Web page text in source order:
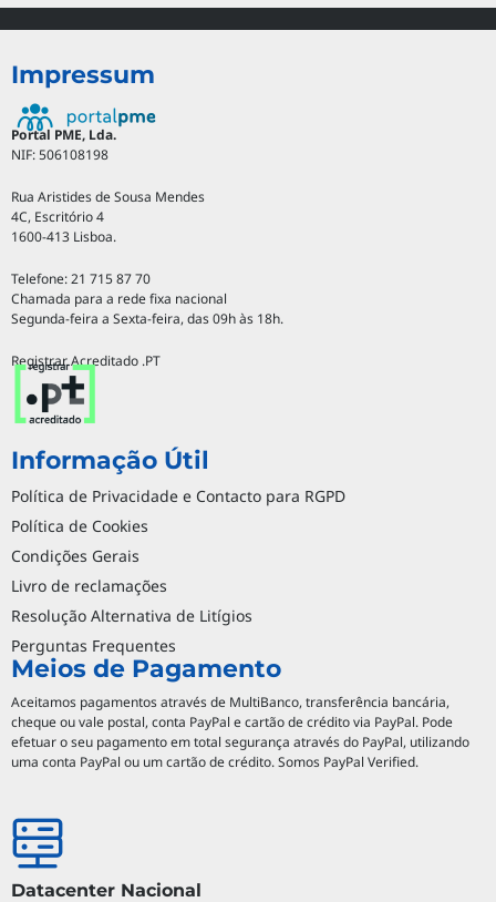
Impressum
Portal PME, Lda.
NIF: 506108198
Rua Aristides de Sousa Mendes
4C, Escritório 4
1600-413 Lisboa.
Telefone: 21 715 87 70
Chamada para a rede fixa nacional
Segunda-feira a Sexta-feira, das 09h às 18h.
Registrar Acreditado .PT
Informação Útil
Política de Privacidade e Contacto para RGPD
Política de Cookies
Condições Gerais
Livro de reclamações
Resolução Alternativa de Litígios
Perguntas Frequentes
Meios de Pagamento
Aceitamos pagamentos através de MultiBanco, transferência bancária,
cheque ou vale postal, conta PayPal e cartão de crédito via PayPal. Pode
efetuar o seu pagamento em total segurança através do PayPal, utilizando
uma conta PayPal ou um cartão de crédito. Somos PayPal Verified.
Datacenter Nacional